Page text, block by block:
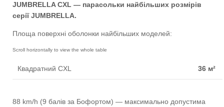
JUMBRELLA CXL — парасольки найбільших розмірів
серії JUMBRELLA.
Площа поверхні оболонки найбільших моделей:
Квадратний CXL 36 м²
88 km/h (9 балів за Бофортом) — максимально допустима